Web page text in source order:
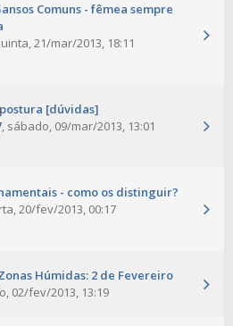
Comuns - fêmea sempre
21/mar/2013, 18:11
[dúvidas]
, sábado, 09/mar/2013, 13:01
- como os distinguir?
20/fev/2013, 00:17
Húmidas: 2 de Fevereiro
02/fev/2013, 13:19